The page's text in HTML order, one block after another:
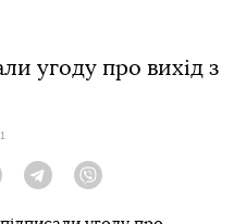
угоду про вихід з
Twitter TelegramViber